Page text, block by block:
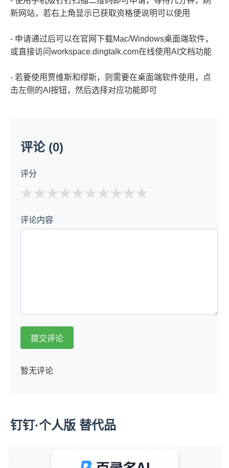
新网站，若右上角显示已获取资格便说明可以使用
- 申请通过后可以在官网下载Mac/Windows桌面端软件，
或直接访问workspace.dingtalk.com在线使用AI文档功能
- 若要使用贾维斯和缪斯，则需要在桌面端软件使用，点
击左侧的AI按钮，然后选择对应功能即可
评论 (0)
评分
★ ★ ★ ★ ★
评论内容
提交评论
暂无评论
钉钉·个人版 替代品